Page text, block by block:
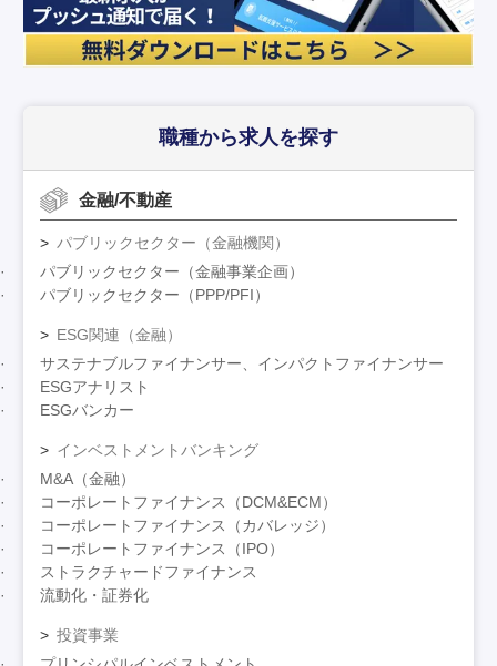
職種から求人を探す
金融/不動産
パブリックセクター（金融機関）
パブリックセクター（金融事業企画）
パブリックセクター（PPP/PFI）
ESG関連（金融）
サステナブルファイナンサー、インパクトファイナンサー
ESGアナリスト
ESGバンカー
インベストメントバンキング
M&A（金融）
コーポレートファイナンス（DCM&ECM）
コーポレートファイナンス（カバレッジ）
コーポレートファイナンス（IPO）
ストラクチャードファイナンス
流動化・証券化
投資事業